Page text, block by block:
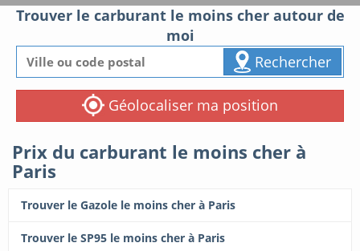
Trouver le carburant le moins cher autour de
moi
Rechercher
Géolocaliser ma position
Prix du carburant le moins cher à
Paris
Trouver le Gazole le moins cher à Paris
Trouver le SP95 le moins cher à Paris